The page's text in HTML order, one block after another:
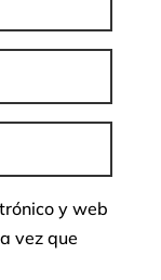
y web
vez que